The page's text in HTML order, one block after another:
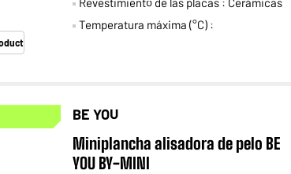
Temperatura máxima (°C) :
BE YOU
Miniplancha alisadora de pelo BE
YOU BY-MINI